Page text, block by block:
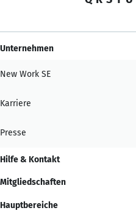
Unternehmen
New Work SE
Karriere
Presse
Hilfe & Kontakt
Mitgliedschaften
Hauptbereiche